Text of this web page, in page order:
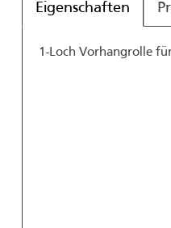
Eigenschaften
1-Loch Vorhangrolle